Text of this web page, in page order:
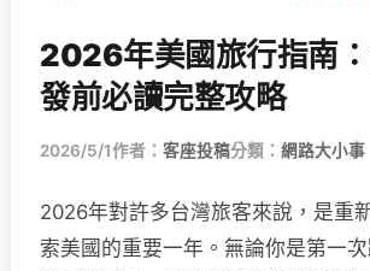
2026年美國旅行指南
發前必讀完整攻略
2026/5/1作者： 客座投稿分類： 網路大小事
2026年對許多台灣旅客來說，是重
索美國的重要一年。無論你是第一